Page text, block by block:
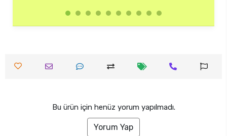
Bu ürün için henüz yorum yapılmadı.
Yorum Yap